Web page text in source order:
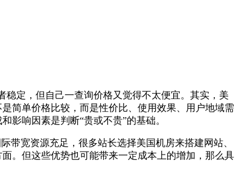
定，但自己一查询价格又觉得不太便宜。其实，美
简单价格比较，而是性价比、使用效果、用户地域需
影响因素是判断“贵或不贵”的基础。
宽资源充足，很多站长选择美国机房来搭建网站、
。但这些优势也可能带来一定成本上的增加，那么具